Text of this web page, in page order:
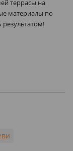
террасы на
материалы по